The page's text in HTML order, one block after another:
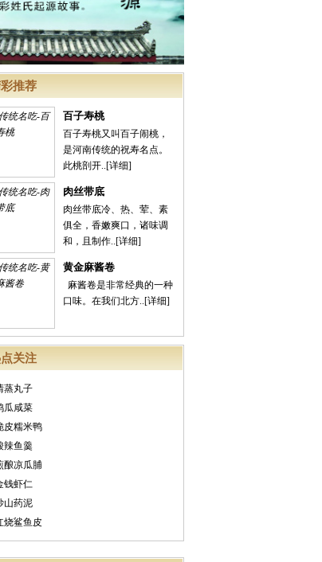
推荐
百子寿桃
百子寿桃又叫百子闹桃，
是河南传统的祝寿名点。
此桃剖开..[详细]
肉丝带底
肉丝带底冷、热、荤、素
俱全，香嫩爽口，诸味调
和，且制作..[详细]
黄金麻酱卷
麻酱卷是非常经典的一种
口味。在我们北方..[详细]
关注
蒸丸子
瓜咸菜
皮糯米鸭
辣鱼羹
酿凉瓜脯
钱虾仁
山药泥
烧鲨鱼皮